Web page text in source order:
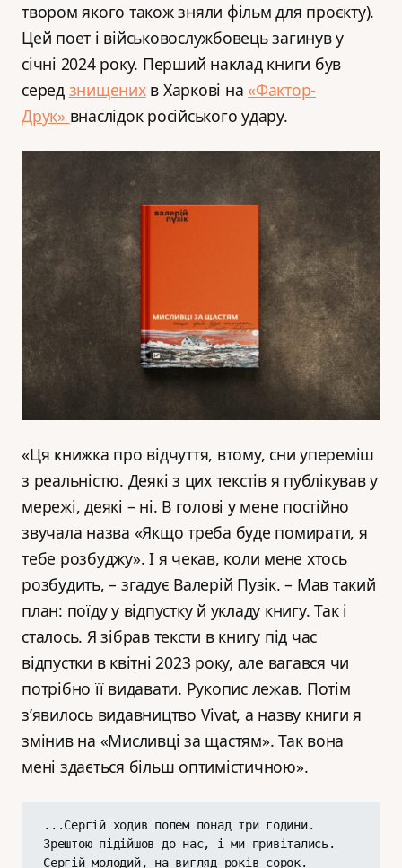
твором якого також зняли фільм для проєкту).
Цей поет і військовослужбовець загинув у
січні 2024 року. Перший наклад книги був
серед знищенихв Харкові на«Фактор-
Друк» внаслідок російського удару.
«Ця книжка про відчуття, втому, сни упереміш
з реальністю. Деякі з цих текстів я публікував у
мережі, деякі – ні. В голові у мене постійно
звучала назва «Якщо треба буде помирати, я
тебе розбуджу». І я чекав, коли мене хтось
розбудить, – згадує Валерій Пузік. – Мав такий
план: поїду у відпустку й укладу книгу. Так і
сталось. Я зібрав тексти в книгу під час
відпустки в квітні 2023 року, але вагався чи
потрібно її видавати. Рукопис лежав. Потім
з’явилось видавництво Vivat, а назву книги я
змінив на «Мисливці за щастям». Так вона
мені здається більш оптимістичною».
...Сергій ходив полем понад три години.
Зрештою підійшов до нас, і ми привітались.
Сергій молодий, на вигляд років сорок.